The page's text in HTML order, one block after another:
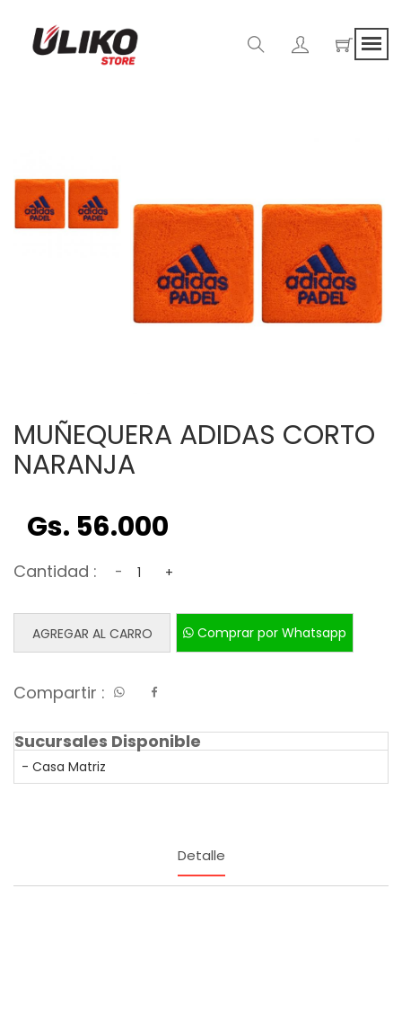
MUÑEQUERA ADIDAS CORTO
NARANJA
Gs. 56.000
Cantidad : - +
AGREGAR AL CARRO Comprar por Whatsapp
Compartir :
Sucursales Disponible
- Casa Matriz
Detalle